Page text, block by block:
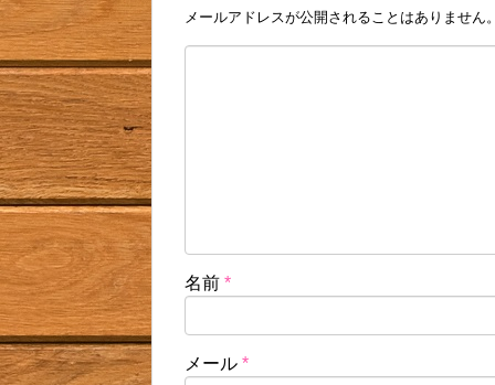
メールアドレスが公開されることはありません
名前 *
メール *